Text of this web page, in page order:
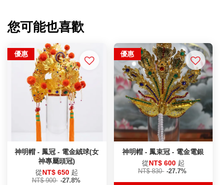
您可能也喜歡
優惠
神明帽 - 鳳冠 - 電金絨球(女
神專屬頭冠)
從NT$ 650 起
NT$ 900 -27.8%
優惠
神明帽 - 鳳束冠 - 電金電銀
從NT$ 600 起
NT$ 830 -27.7%